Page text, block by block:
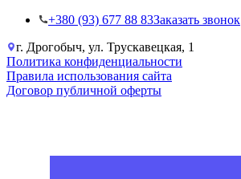
+38‎0 (93) 677 88 83Заказать звонок
г. Дрогобыч, ул. Трускавецкая, 1
Политика конфиденциальности
Правила использования сайта
Договор публичной оферты